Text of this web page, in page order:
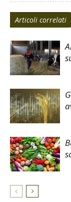
Articoli correlati